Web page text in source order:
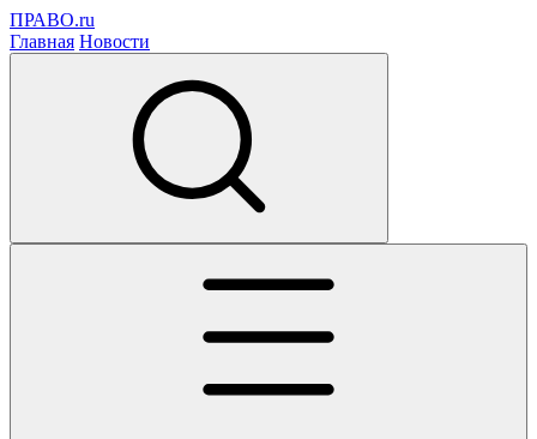
ПРАВО.ru
Главная Новости